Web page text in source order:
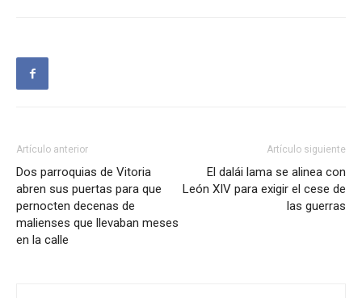
Artículo anterior
Dos parroquias de Vitoria
abren sus puertas para que
pernocten decenas de
malienses que llevaban meses
en la calle
Artículo siguiente
El dalái lama se alinea con
León XIV para exigir el cese de
las guerras